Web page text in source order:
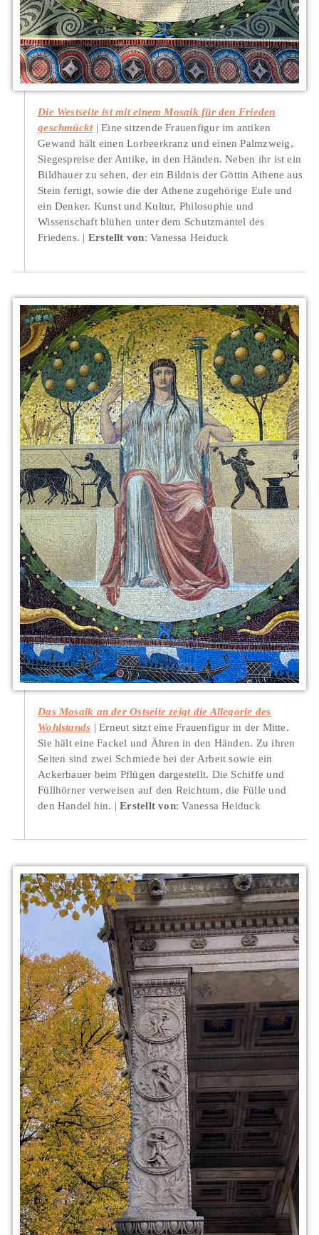
Die Westseite ist mit einem Mosaik für den Frieden
geschmückt
Eine sitzende Frauenfigur im antiken
Gewand hält einen Lorbeerkranz und einen Palmzweig,
Siegespreise der Antike, in den Händen. Neben ihr ist ein
Bildhauer zu sehen, der ein Bildnis der Göttin Athene aus
Stein fertigt, sowie die der Athene zugehörige Eule und
ein Denker. Kunst und Kultur, Philosophie und
Wissenschaft blühen unter dem Schutzmantel des
Friedens.
Erstellt von: Vanessa Heiduck
Das Mosaik an der Ostseite zeigt die Allegorie des
Wohlstands
Erneut sitzt eine Frauenfigur in der Mitte.
Sie hält eine Fackel und Ähren in den Händen. Zu ihren
Seiten sind zwei Schmiede bei der Arbeit sowie ein
Ackerbauer beim Pflügen dargestellt. Die Schiffe und
Füllhörner verweisen auf den Reichtum, die Fülle und
den Handel hin.
Erstellt von: Vanessa Heiduck